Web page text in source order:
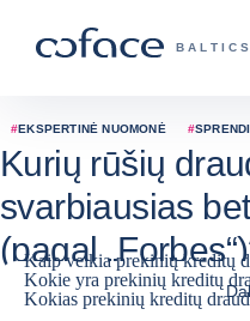
BALTICS
Grįžti į pradžią
#EKSPERTINĖ NUOMONĖ #
Kurių rūšių
svarbiausias
(pagal
12 / 01 / 2023
Kaip veikia prekinių kreditų
Kokie yra prekinių kreditų
Kokias prekinių kreditų